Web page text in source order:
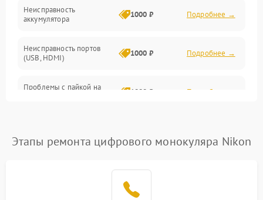
Неисправность
аккумулятора
1000 ₽ Подробнее →
Неисправность портов
(USB, HDMI)
1000 ₽ Подробнее →
Проблемы с пайкой на
1000 ₽ Подробнее →
500 ₽
Этапы ремонта цифрового монокуляра Nikon